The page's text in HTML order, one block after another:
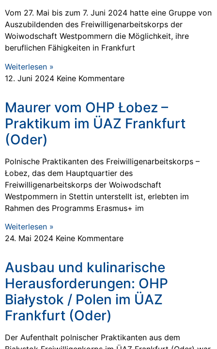
Vom 27. Mai bis zum 7. Juni 2024 hatte eine Gruppe von
Auszubildenden des Freiwilligenarbeitskorps der
Woiwodschaft Westpommern die Möglichkeit, ihre
beruflichen Fähigkeiten in Frankfurt
Weiterlesen »
12. Juni 2024 Keine Kommentare
Maurer vom OHP Łobez –
Praktikum im ÜAZ Frankfurt
(Oder)
Polnische Praktikanten des Freiwilligenarbeitskorps –
Łobez, das dem Hauptquartier des
Freiwilligenarbeitskorps der Woiwodschaft
Westpommern in Stettin unterstellt ist, erlebten im
Rahmen des Programms Erasmus+ im
Weiterlesen »
24. Mai 2024 Keine Kommentare
Ausbau und kulinarische
Herausforderungen: OHP
Białystok / Polen im ÜAZ
Frankfurt (Oder)
Der Aufenthalt polnischer Praktikanten aus dem